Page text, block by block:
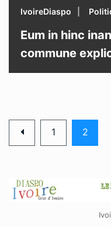
IvoireDiaspo
Eum in hinc
commune
1 2